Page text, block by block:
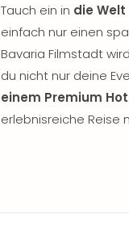
Tauch ein in die Welt
einfach nur einen
Bavaria Filmstadt
du nicht nur deine
einem Premium
erlebnisreiche Reise